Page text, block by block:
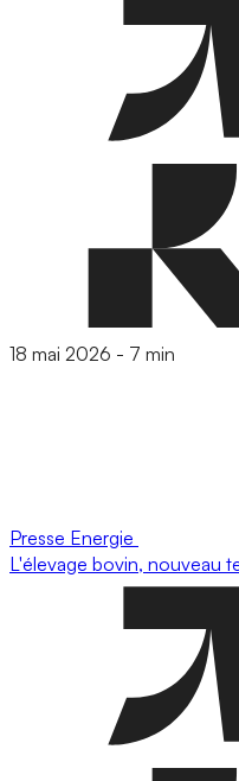
18 mai 2026 - 7 min
Presse Energie
L'élevage bovin, nouveau